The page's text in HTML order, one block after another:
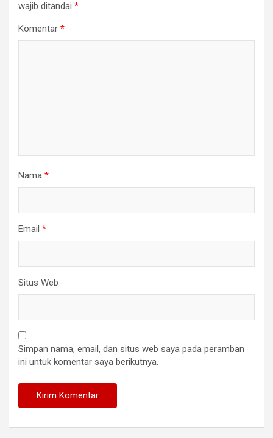
wajib ditandai *
Komentar *
Nama *
Email *
Situs Web
Simpan nama, email, dan situs web saya pada peramban
ini untuk komentar saya berikutnya.